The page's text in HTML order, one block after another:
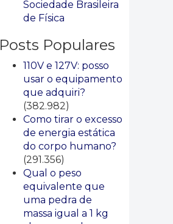
Sociedade Brasileira
de Física
Posts Populares
110V e 127V: posso
usar o equipamento
que adquiri?
(382.982)
Como tirar o excesso
de energia estática
do corpo humano?
(291.356)
Qual o peso
equivalente que
uma pedra de
massa igual a 1 kg